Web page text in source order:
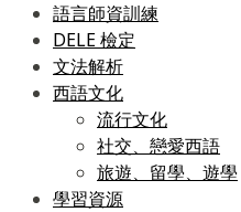
語言師資訓練
DELE 檢定
文法解析
西語文化
流行文化
社交、戀愛西語
旅遊、留學、遊學
學習資源